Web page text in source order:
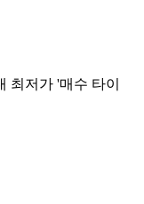
최저가 '매수 타이